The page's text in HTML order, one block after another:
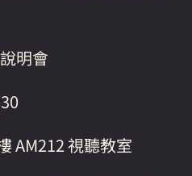
明會
AM212 視聽教室